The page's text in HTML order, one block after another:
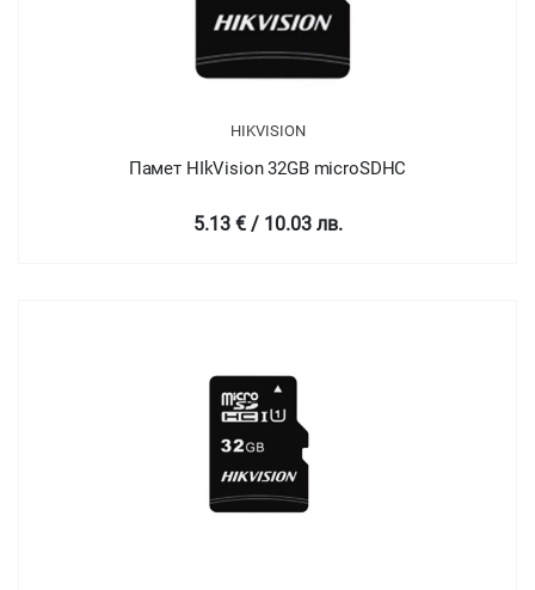
HIKVISION
Памет HIkVision 32GB microSDHC
5.13 € / 10.03 лв.